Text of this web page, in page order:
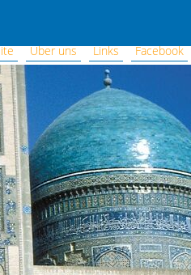
Über uns Links Facebook